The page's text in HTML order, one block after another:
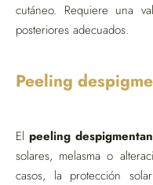
cutáneo. Requiere una
posteriores adecuados.
Peeling
El peeling
solares, melasma o
casos, la protección